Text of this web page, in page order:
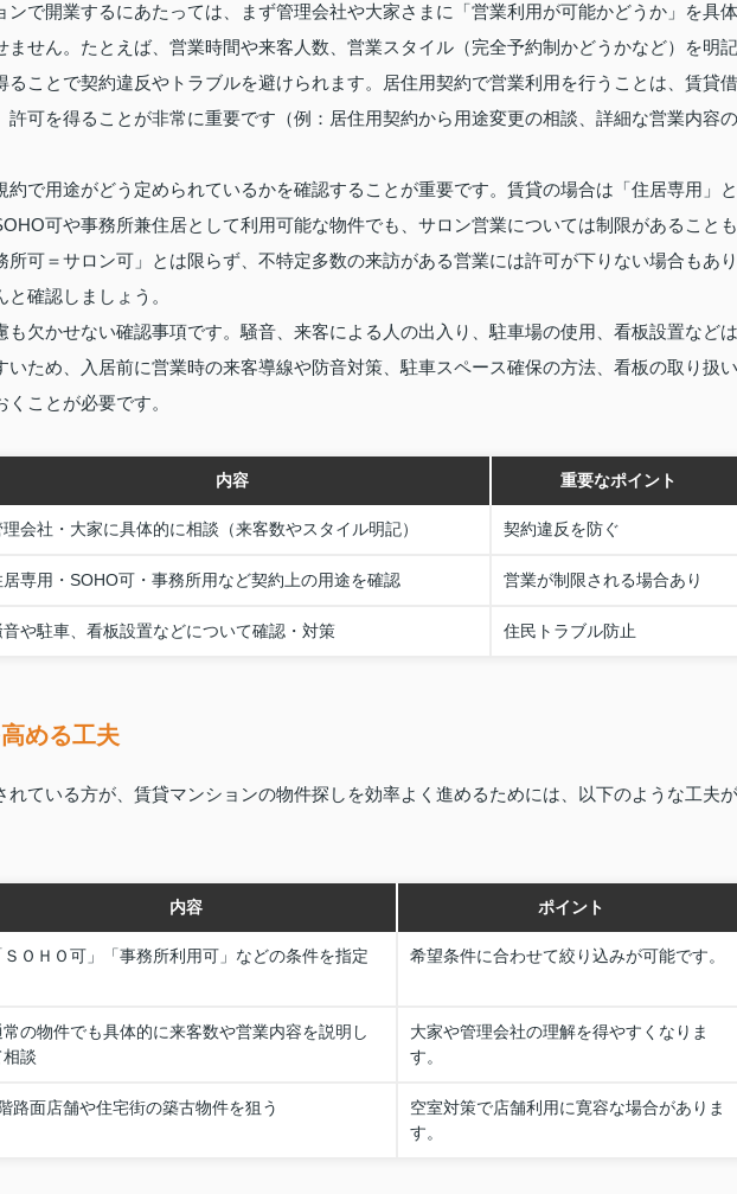
ンで開業するにあたっては、まず管理会社や大家さまに「営業利用が可能かどうか」を具体
ません。たとえば、営業時間や来客人数、営業スタイル（完全予約制かどうかなど）を明記
ることで契約違反やトラブルを避けられます。居住用契約で営業利用を行うことは、賃貸借
許可を得ることが非常に重要です（例：居住用契約から用途変更の相談、詳細な営業内容の
約で用途がどう定められているかを確認することが重要です。賃貸の場合は「住居専用」と
可や事務所兼住居として利用可能な物件でも、サロン営業については制限があることも
所可＝サロン可」とは限らず、不特定多数の来訪がある営業には許可が下りない場合もあり
確認しましょう。
も欠かせない確認事項です。騒音、来客による人の出入り、駐車場の使用、看板設置などは
いため、入居前に営業時の来客導線や防音対策、駐車スペース確保の方法、看板の取り扱い
ことが必要です。
内容 重要なポイント
理会社・大家に具体的に相談（来客数やスタイル明記） 契約違反を防ぐ
居専用・SOHO可・事務所用など契約上の用途を確認 営業が制限される場合あり
音や駐車、看板設置などについて確認・対策 住民トラブル防止
める工夫
れている方が、賃貸マンションの物件探しを効率よく進めるためには、以下のような工夫が
内容 ポイント
ＳＯＨＯ可」「事務所利用可」などの条件を指定 希望条件に合わせて絞り込みが可能です。
常の物件でも具体的に来客数や営業内容を説明し
相談
大家や管理会社の理解を得やすくなりま
す。
路面店舗や住宅街の築古物件を狙う
空室対策で店舗利用に寛容な場合がありま
す。